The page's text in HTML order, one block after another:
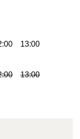
13:00
13:00